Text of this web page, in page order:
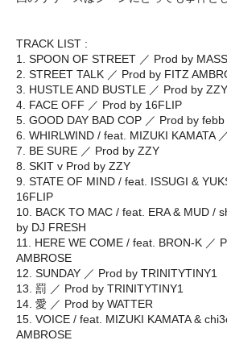
TRACK LIST :
1. SPOON OF STREET ／ Prod by
2. STREET TALK ／ Prod by FITZ
3. HUSTLE AND BUSTLE ／ Prod by ZZY
4. FACE OFF ／ Prod by 16FLIP
5. GOOD DAY BAD COP ／ Prod by febb
6. WHIRLWIND / feat. MIZUKI KAMATA
7. BE SURE ／ Prod by ZZY
8. SKIT v Prod by ZZY
9. STATE OF MIND / feat. ISSUGI &
16FLIP
10. BACK TO MAC / feat. ERA & MUD /
by DJ FRESH
11. HERE WE COME / feat. BRON-K ／
AMBROSE
12. SUNDAY ／ Prod by TRINITYTINY1
13. 罰 ／ Prod by TRINITYTINY1
14. 愛 ／ Prod by WATTER
15. VOICE / feat. MIZUKI KAMATA &
AMBROSE